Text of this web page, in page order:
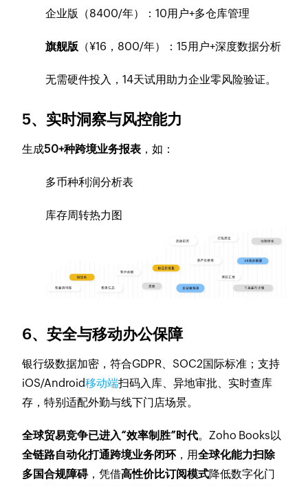
企业版（8400/年）：10用户+多仓库管理
旗舰版 （¥16，800/年）：15用户+深度数据分析
无需硬件投入，14天试用助力企业零风险验证。
5、实时洞察与风控能力
生成50+种跨境业务报表 ，如：
多币种利润分析表
库存周转热力图
6、安全与移动办公保障
银行级数据加密，符合GDPR、SOC2国际标准；支持
iOS/Android移动端扫码入库、异地审批、实时查库
存，特别适配外勤与线下门店场景。
全球贸易竞争已进入“效率制胜”时代。Zoho Books以
全链路自动化打通跨境业务闭环，用全球化能力扫除
多国合规障碍，凭借高性价比订阅模式降低数字化门